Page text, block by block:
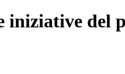
iniziative del